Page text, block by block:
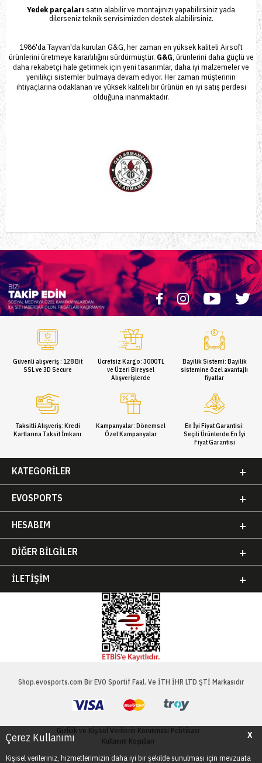
X
Çerez Kullanımı
Kişisel verileriniz, hizmetlerimizin daha iyi bir şekilde sunulması için mevzuata
Yedek parçaları satın alabilir ve montajınızı yapabilirsiniz yada
dilersenizteknik servisimizden destek alabilirsiniz.
1986'da Tayvan'da kurulan G&G, her zaman en yüksek kaliteli Airsoft
ürünlerini üretmeye kararlılığını sürdürmüştür. G&G, ürünlerini daha güçlü ve
daha rekabetçi hale getirmek için yeni tasarımlar, daha iyi malzemeler ve
yenilikçi sistemler bulmaya devam ediyor. Her zaman müşterinin
ihtiyaçlarına odaklanan ve yüksek kaliteli bir ürünün en iyi satış perdesi
olduğuna inanmaktadır.
Güvenli alışveriş : 128 Bit
SSL ve 3D Secure
Ücretsiz Kargo: 3000TL
ve Üzeri Bireysel
Alışverişlerde
Bayilik Sistemi: Bayilik
sistemine özel avantajlı
fiyatlar
Taksitli Alışveriş: Kredi
Kartlarına Taksit İmkanı
Kampanyalar: Dönemsel
Özel Kampanyalar
En İyi Fiyat Garantisi:
Seçili Ürünlerde En İyi
Fiyat Garantisi
KATEGORILER
EVOSPORTS
HESABIM
DIĞER BILGILER
İLETIŞIM
Shop.evosports.com Bir EVO Sportif Faal. Ve İTH İHR LTD ŞTİ Markasıdır
Gizlilik ve Kişisel Verilerin Korunması Politikası
Kullanım Koşulları